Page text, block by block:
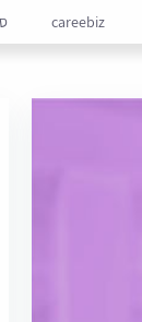
careebiz